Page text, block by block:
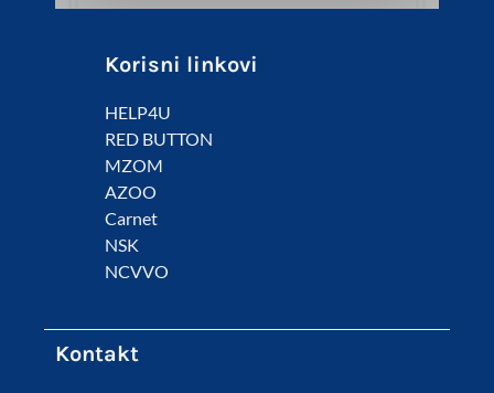
Korisni linkovi
HELP4U
RED BUTTON
MZOM
AZOO
Carnet
NSK
NCVVO
Kontakt